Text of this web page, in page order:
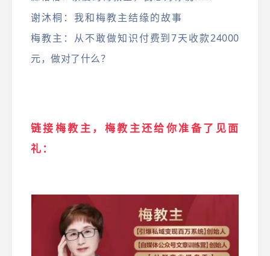
谢沐桐：我和梅教主结缘的故事
梅教主：从不敢做知识付费到7天收款24000
元，做对了什么？
链接梅教主，梅教主还给你准备了见面
礼：